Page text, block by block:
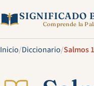
SIGNIFICADO
Comprende la
Inicio/Diccionario/Salmos